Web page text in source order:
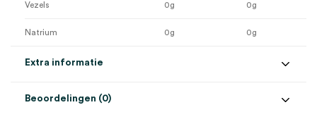
Vezels 0g 0g
Natrium 0g 0g
Extra informatie
Beoordelingen (0)